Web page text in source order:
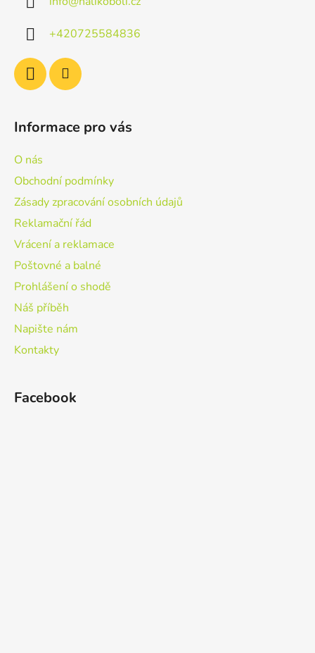
+420725584836
Informace pro vás
O nás
Obchodní podmínky
Zásady zpracování osobních údajů
Reklamační řád
Vrácení a reklamace
Poštovné a balné
Prohlášení o shodě
Náš příběh
Napište nám
Kontakty
Facebook